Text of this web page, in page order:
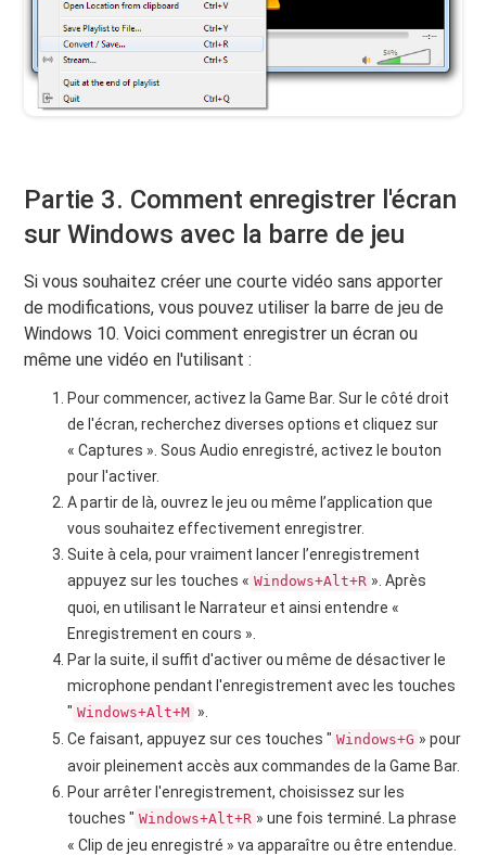
Partie 3. Comment enregistrer l'écran
sur Windows avec la barre de jeu
Si vous souhaitez créer une courte vidéo sans apporter
de modifications, vous pouvez utiliser la barre de jeu de
Windows 10. Voici comment enregistrer un écran ou
même une vidéo en l'utilisant :
Pour commencer, activez la Game Bar. Sur le côté droit
de l'écran, recherchez diverses options et cliquez sur
« Captures ». Sous Audio enregistré, activez le bouton
pour l'activer.
A partir de là, ouvrez le jeu ou même l’application que
vous souhaitez effectivement enregistrer.
Suite à cela, pour vraiment lancer l’enregistrement
appuyez sur les touches « Windows+Alt+R ». Après
quoi, en utilisant le Narrateur et ainsi entendre «
Enregistrement en cours ».
Par la suite, il suffit d'activer ou même de désactiver le
microphone pendant l'enregistrement avec les touches
" Windows+Alt+M ».
Ce faisant, appuyez sur ces touches " Windows+G » pour
avoir pleinement accès aux commandes de la Game Bar.
Pour arrêter l'enregistrement, choisissez sur les
touches " Windows+Alt+R » une fois terminé. La phrase
« Clip de jeu enregistré » va apparaître ou être entendue.